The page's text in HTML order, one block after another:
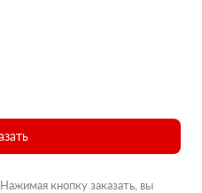
кнопку заказать, вы